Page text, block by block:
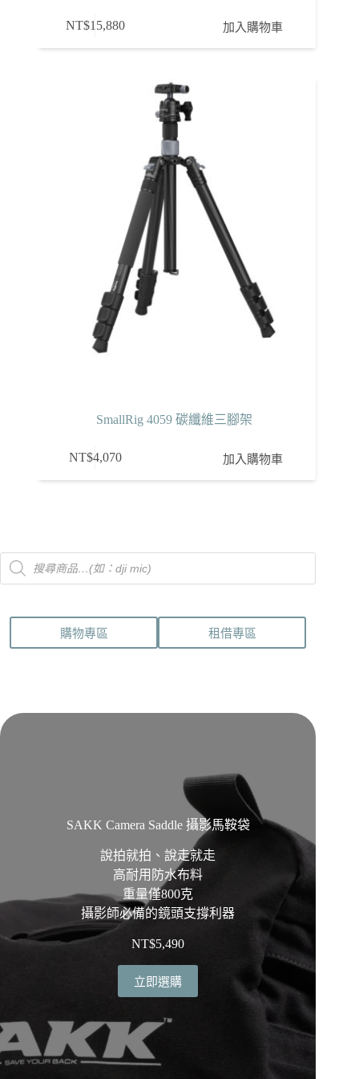
NT$15,880 加入購物車
SmallRig 4059 碳纖維三腳架
NT$4,070 加入購物車
Products
search
購物專區 租借專區
SAKK Camera Saddle 攝影馬鞍袋
說拍就拍、說走就走
高耐用防水布料
重量僅800克
攝影師必備的鏡頭支撐利器
NT$5,490
立即選購